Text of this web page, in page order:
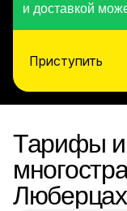
и доставкой
Приступить
Тарифы и
Люберцах